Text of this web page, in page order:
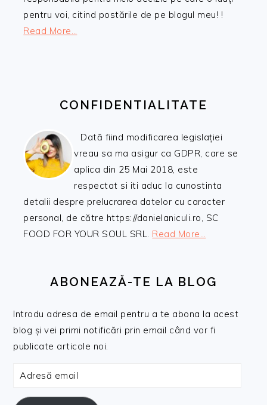
pentru voi, citind postările de pe blogul meu! !
Read More…
CONFIDENTIALITATE
Dată fiind modificarea legislației
vreau sa ma asigur ca GDPR, care se
aplica din 25 Mai 2018, este
respectat si iti aduc la cunostinta
detalii despre prelucrarea datelor cu caracter
personal, de către https://danielaniculi.ro, SC
FOOD FOR YOUR SOUL SRL. Read More…
ABONEAZĂ-TE LA BLOG
Introdu adresa de email pentru a te abona la acest
blog și vei primi notificări prin email când vor fi
publicate articole noi.
Adresă